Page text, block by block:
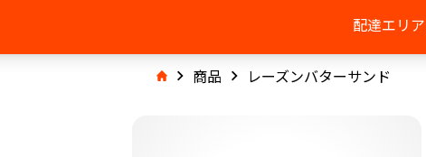
配達エリア
商品 レーズンバターサンド